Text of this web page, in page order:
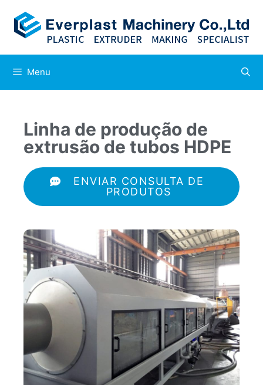
Menu
Linha de produção de
extrusão de tubos HDPE
ENVIAR CONSULTA DE
PRODUTOS